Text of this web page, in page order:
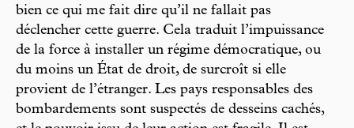
bien ce qui me fait dire qu’il ne fallait pas
déclencher cette guerre. Cela traduit l’impuissance
de la force à installer un régime démocratique, ou
du moins un État de droit, de surcroît si elle
provient de l’étranger. Les pays responsables des
bombardements sont suspectés de desseins cachés,